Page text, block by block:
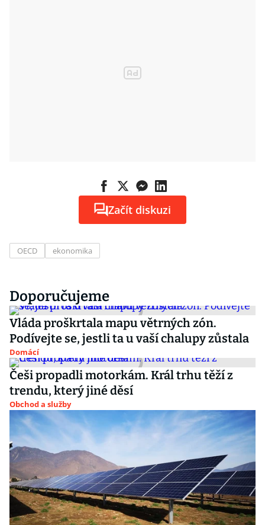
Začít diskuzi
OECD ekonomika
Doporučujeme
Vláda proškrtala mapu větrných zón.
Podívejte se, jestli ta u vaší chalupy zůstala
Domácí
Češi propadli motorkám. Král trhu těží z
trendu, který jiné děsí
Obchod a služby